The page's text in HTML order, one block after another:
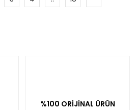
%100 ORİJİNAL ÜRÜN